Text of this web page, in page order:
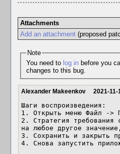
Attachments
Add an attachment(proposed
Note
You need to log inbefore you can comment on or make
changes to this bug.
Alexander Makeenkov 2021-11-
Шаги воспроизведения:
1. Открыть меню Файл ->
2. Стратегия требования
на любое другое
3. Сохранить и закрыть
4. Снова запустить